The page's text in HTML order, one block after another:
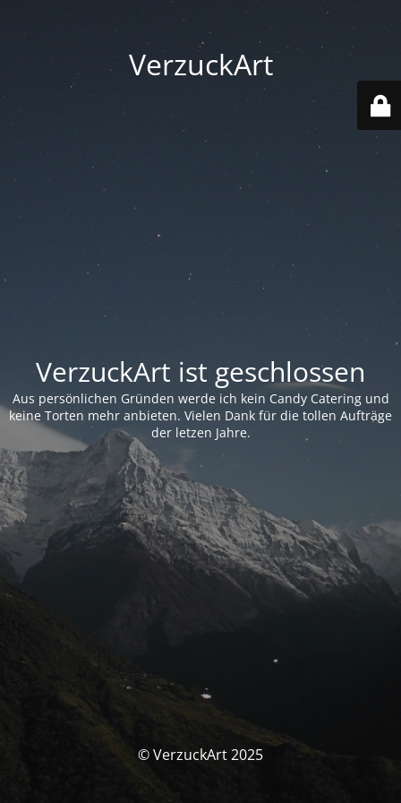
VerzuckArt
VerzuckArt ist geschlossen
Aus persönlichen Gründen werde ich kein Candy Catering und
keine Torten mehr anbieten. Vielen Dank für die tollen Aufträge
der letzen Jahre.
© VerzuckArt 2025